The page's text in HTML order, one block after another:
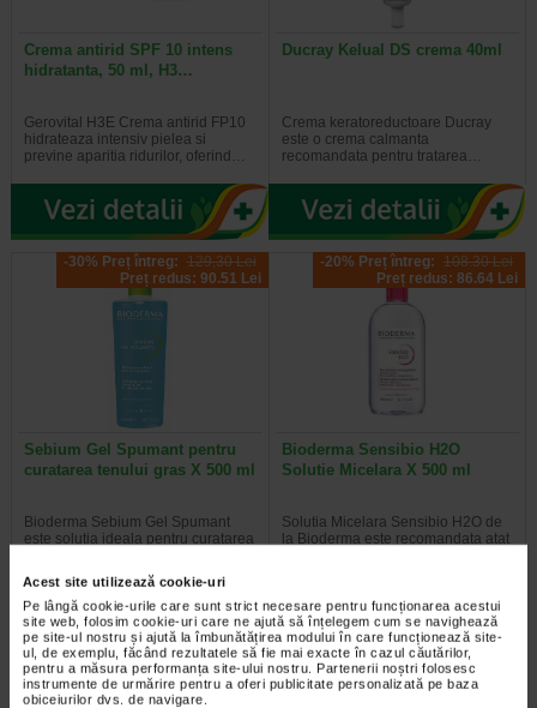
Acest site utilizează cookie-uri
Pe lângă cookie-urile care sunt strict necesare pentru funcționarea acestui
site web, folosim cookie-uri care ne ajută să înțelegem cum se navighează
pe site-ul nostru și ajută la îmbunătățirea modului în care funcționează site-
ul, de exemplu, făcând rezultatele să fie mai exacte în cazul căutărilor,
pentru a măsura performanța site-ului nostru. Partenerii noștri folosesc
instrumente de urmărire pentru a oferi publicitate personalizată pe baza
obiceiurilor dvs. de navigare.
Crema antirid SPF 10 intens
hidratanta, 50 ml, H3…
Gerovital H3E Crema antirid FP10
hidrateaza intensiv pielea si
previne aparitia ridurilor, oferind…
Ducray Kelual DS crema 40ml
Crema keratoreductoare Ducray
este o crema calmanta
recomandata pentru tratarea…
-30% Preț întreg: 129,30 Lei
Preț redus: 90.51 Lei
Sebium Gel Spumant pentru
curatarea tenului gras X 500 ml
Bioderma Sebium Gel Spumant
este solutia ideala pentru curatarea
-20% Preț întreg: 108.30 Lei
Preț redus: 86.64 Lei
Bioderma Sensibio H2O
Solutie Micelara X 500 ml
Solutia Micelara Sensibio H2O de
la Bioderma este recomandata atat
-40% Preț întreg: 77.90 Lei
Preț redus: 46.74 Lei
-40% Preț întreg: 78.20 Lei
Preț redus: 46.92 Lei